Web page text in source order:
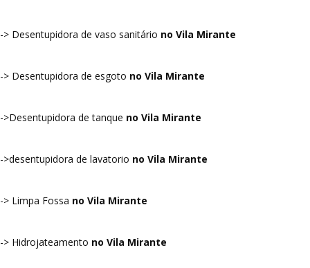
-> Desentupidora de vaso sanitário no Vila Mirante
-> Desentupidora de esgoto no Vila Mirante
->Desentupidora de tanque no Vila Mirante
->desentupidora de lavatorio no Vila Mirante
-> Limpa Fossa no Vila Mirante
-> Hidrojateamento no Vila Mirante